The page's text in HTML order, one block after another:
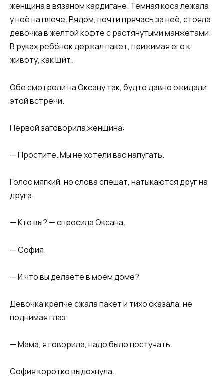
женщина в вязаном кардигане. Тёмная коса лежала
у неё на плече. Рядом, почти прячась за неё, стояла
девочка в жёлтой кофте с растянутыми манжетами.
В руках ребёнок держал пакет, прижимая его к
животу, как щит.
Обе смотрели на Оксану так, будто давно ожидали
этой встречи.
Первой заговорила женщина:
— Простите. Мы не хотели вас напугать.
Голос мягкий, но слова спешат, натыкаются друг на
друга.
— Кто вы? — спросила Оксана.
— София.
— И что вы делаете в моём доме?
Девочка крепче сжала пакет и тихо сказала, не
поднимая глаз:
— Мама, я говорила, надо было постучать.
София коротко выдохнула.